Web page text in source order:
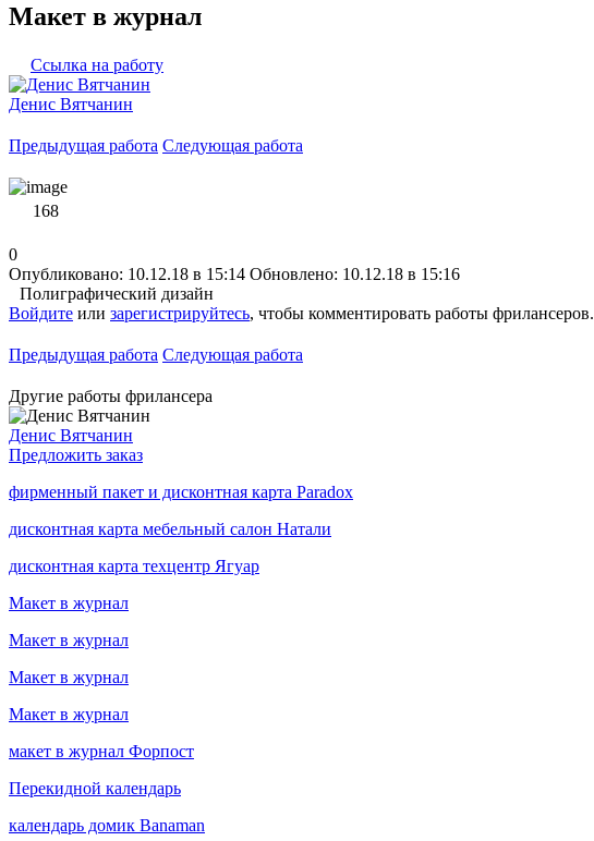
Макет в журнал
Ссылка на работу
Денис Вятчанин
Предыдущая работа Следующая работа
168
0
Опубликовано: 10.12.18 в 15:14 Обновлено: 10.12.18 в 15:16
Полиграфический дизайн
Войдите или зарегистрируйтесь, чтобы комментировать работы фрилансеров.
Предыдущая работа Следующая работа
Другие работы фрилансера
Денис Вятчанин
Предложить заказ
фирменный пакет и дисконтная карта Paradox
дисконтная карта мебельный салон Натали
дисконтная карта техцентр Ягуар
Макет в журнал
Макет в журнал
Макет в журнал
Макет в журнал
макет в журнал Форпост
Перекидной календарь
календарь домик Banaman